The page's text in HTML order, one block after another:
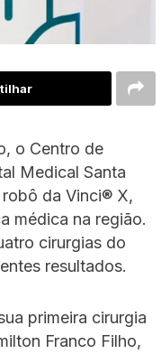
o Centro de
Medical Santa
da Vinci® X,
médica na região.
cirurgias do
resultados.
primeira cirurgia
Franco Filho,